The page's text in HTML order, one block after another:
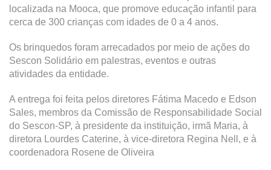
localizada na Mooca, que promove educação infantil para
cerca de 300 crianças com idades de 0 a 4 anos.
Os brinquedos foram arrecadados por meio de ações do
Sescon Solidário em palestras, eventos e outras
atividades da entidade.
A entrega foi feita pelos diretores Fátima Macedo e Edson
Sales, membros da Comissão de Responsabilidade Social
do Sescon-SP, à presidente da instituição, irmã Maria, à
diretora Lourdes Caterine, à vice-diretora Regina Nell, e à
coordenadora Rosene de Oliveira